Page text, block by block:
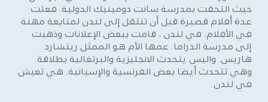
حيث التحقت بمدرسة سانت دومينيك الدولية. فعلت
عدة أفلام قصيرة قبل أن تنتقل إلى لندن لمتابعة مهنة
في الأفلام. في لندن ، قامت ببعض الإعلانات وذهبت
إلى مدرسة الدراما. عمها الأم هو الممثل ريتشارد
هاريس. واليس يتحدث الانجليزية والبرتغالية بطلاقة.
وهي تتحدث أيضا بعض الفرنسية والإسبانية. هي تعيش
في لندن.